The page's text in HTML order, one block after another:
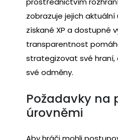
zobrazuje jejich aktuální
získané XP a dostupné
transparentnost
strategizovat své hraní,
své odměny.
Požadavky na
úrovněmi